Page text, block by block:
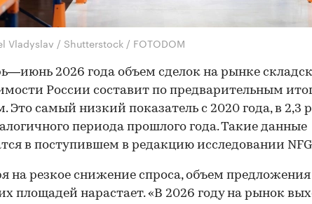
Vladyslav / Shutterstock / FOTODOM
2026 года объем сделок на рынке
России составит по предварительным
Это самый низкий показатель с 2020 года, в 2,3
периода прошлого года. Такие данные
в поступившем в редакцию исследовании
на резкое снижение спроса, объем
площадей нарастает. «В 2026 году на рынок